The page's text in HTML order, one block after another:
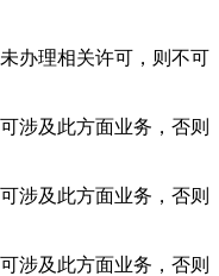
办理相关许可，则不可
涉及此方面业务，否则
涉及此方面业务，否则
涉及此方面业务，否则